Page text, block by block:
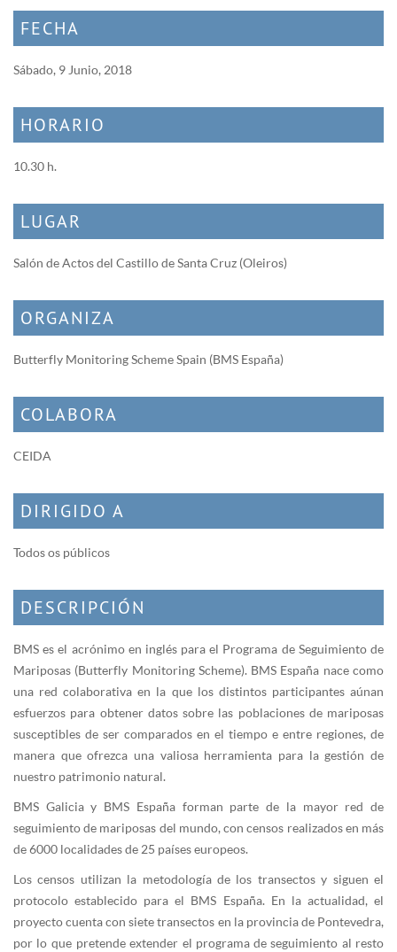
FECHA
Sábado, 9 Junio, 2018
HORARIO
10.30 h.
LUGAR
Salón de Actos del Castillo de Santa Cruz (Oleiros)
ORGANIZA
Butterfly Monitoring Scheme Spain (BMS España)
COLABORA
CEIDA
DIRIGIDO A
Todos os públicos
DESCRIPCIÓN
BMS es el acrónimo en inglés para el Programa de Seguimiento de
Mariposas (Butterfly Monitoring Scheme). BMS España nace como
una red colaborativa en la que los distintos participantes aúnan
esfuerzos para obtener datos sobre las poblaciones de mariposas
susceptibles de ser comparados en el tiempo e entre regiones, de
manera que ofrezca una valiosa herramienta para la gestión de
nuestro patrimonio natural.
BMS Galicia y BMS España forman parte de la mayor red de
seguimiento de mariposas del mundo, con censos realizados en más
de 6000 localidades de 25 países europeos.
Los censos utilizan la metodología de los transectos y siguen el
protocolo establecido para el BMS España. En la actualidad, el
proyecto cuenta con siete transectos en la provincia de Pontevedra,
por lo que pretende extender el programa de seguimiento al resto